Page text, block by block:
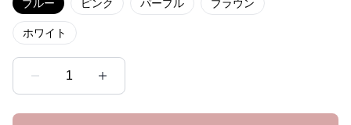
ブルー ピンク パープル ブラウン
ホワイト
1